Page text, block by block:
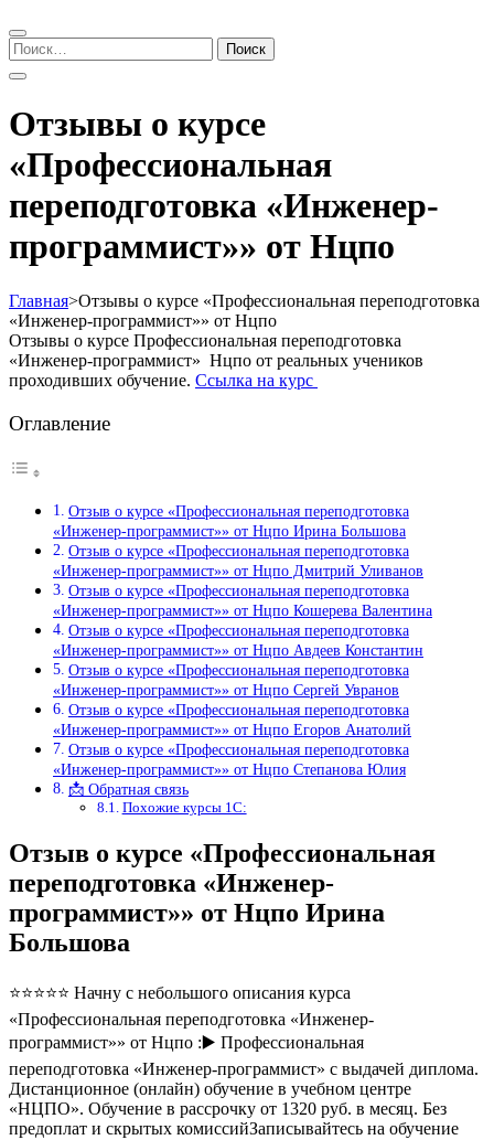
Найти:
Отзывы о курсе
«Профессиональная
переподготовка «Инженер-
программист»» от Нцпо
Главная>Отзывы о курсе «Профессиональная переподготовка
«Инженер-программист»» от Нцпо
Отзывы о курсе Профессиональная переподготовка
«Инженер-программист» Нцпо от реальных учеников
проходивших обучение. Ссылка на курс
Оглавление
Отзыв о курсе «Профессиональная переподготовка
«Инженер-программист»» от Нцпо Ирина Большова
Отзыв о курсе «Профессиональная переподготовка
«Инженер-программист»» от Нцпо Дмитрий Уливанов
Отзыв о курсе «Профессиональная переподготовка
«Инженер-программист»» от Нцпо Кошерева Валентина
Отзыв о курсе «Профессиональная переподготовка
«Инженер-программист»» от Нцпо Авдеев Константин
Отзыв о курсе «Профессиональная переподготовка
«Инженер-программист»» от Нцпо Сергей Увранов
Отзыв о курсе «Профессиональная переподготовка
«Инженер-программист»» от Нцпо Егоров Анатолий
Отзыв о курсе «Профессиональная переподготовка
«Инженер-программист»» от Нцпо Степанова Юлия
📩 Обратная связь
Похожие курсы 1С:
Отзыв о курсе «Профессиональная
переподготовка «Инженер-
программист»» от Нцпо Ирина
Большова
⭐⭐⭐⭐⭐ Начну с небольшого описания курса
«Профессиональная переподготовка «Инженер-
программист»» от Нцпо :▶️ Профессиональная
переподготовка «Инженер-программист» с выдачей диплома.
Дистанционное (онлайн) обучение в учебном центре
«НЦПО». Обучение в рассрочку от 1320 руб. в месяц. Без
предоплат и скрытых комиссийЗаписывайтесь на обучение